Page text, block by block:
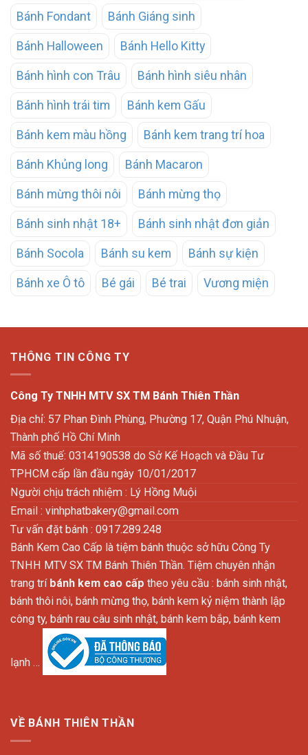
Bánh Fondant Bánh Giáng sinh
Bánh Halloween Bánh Hello Kitty
Bánh hình con Trâu Bánh hình siêu nhân
Bánh hình trái tim Bánh kem Gấu
Bánh kem màu hồng Bánh kem trang trí hoa
Bánh Khủng long Bánh Macaron
Bánh mừng thôi nôi Bánh mừng thọ
Bánh sinh nhật 18+ Bánh sinh nhật đơn giản
Bánh Socola Bánh su kem Bánh sự kiện
Bánh xe Ô tô Bé gái Bé trai Vương miện
THÔNG TIN CÔNG TY
Công Ty TNHH MTV SX TM Bánh Thiên Thần
Địa chỉ: 57 Phan Đình Phùng, Phường 17, Quận Phú Nhuận,
Thành phố Hồ Chí Minh
Mã số thuế: 0314190538 do Sở Kế Hoạch và Đầu Tư
TPHCM cấp lần đầu ngày 10/01/2017
Người chịu trách nhiệm : Lý Hồng Muội
Email : vinhphatbakery@gmail.com
Tư vấn đặt bánh : 0917.289.248
Bánh Kem Cao Cấp là tiệm bánh thuộc sở hữu Công Ty
TNHH MTV SX TM Bánh Thiên Thần. Tiệm chuyên nhận
trang trí bánh kem cao cấp theo yêu cầu : bánh sinh nhật,
bánh thôi nôi, bánh mừng thọ, bánh kem kỷ niệm thành lập
công ty, bánh rau câu sinh nhật, bánh kem bắp, bánh kem
lạnh …
VỀ BÁNH THIÊN THẦN